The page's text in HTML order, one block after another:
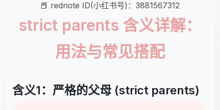
📕 rednote ID(小红书号)：3881567312
strict parents 含义详解：
用法与常见搭配
含义1：严格的父母 (strict parents)